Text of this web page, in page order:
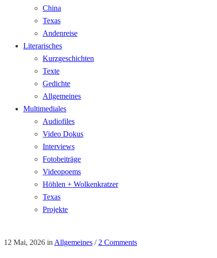
China
Texas
Andenreise
Literarisches
Kurzgeschichten
Texte
Gedichte
Allgemeines
Multimediales
Audiofiles
Video Dokus
Interviews
Fotobeiträge
Videopoems
Höhlen + Wolkenkratzer
Texas
Projekte
12 Mai, 2026 in Allgemeines / 2 Comments